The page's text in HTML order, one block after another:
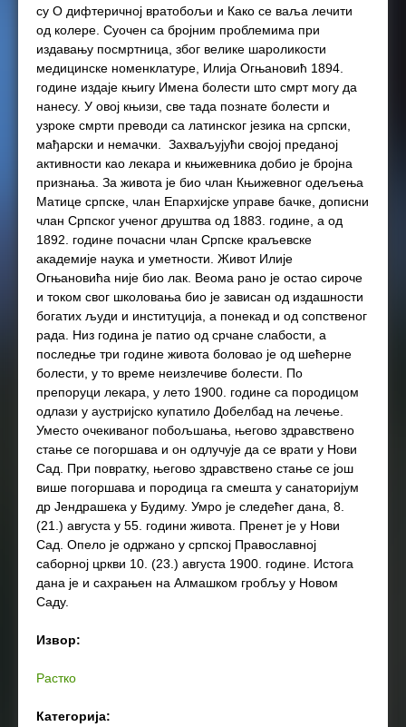
су О дифтеричној вратобољи и Како се ваља лечити
од колере. Суочен са бројним проблемима при
издавању посмртница, због велике шароликости
медицинске номенклатуре, Илија Огњановић 1894.
године издаје књигу Имена болести што смрт могу да
нанесу. У овој књизи, све тада познате болести и
узроке смрти преводи са латинског језика на српски,
мађарски и немачки. Захваљујући својој преданој
активности као лекара и књижевника добио је бројна
признања. За живота је био члан Књижевног одељења
Матице српске, члан Епархијске управе бачке, дописни
члан Српског ученог друштва од 1883. године, а од
1892. године почасни члан Српске краљевске
академије наука и уметности. Живот Илије
Огњановића није био лак. Веома рано је остао сироче
и током свог школовања био је зависан од издашности
богатих људи и институција, а понекад и од сопственог
рада. Низ година је патио од срчане слабости, а
последње три године живота боловао је од шећерне
болести, у то време неизлечиве болести. По
препоруци лекара, у лето 1900. године са породицом
одлази у аустријско купатило Добелбад на лечење.
Уместо очекиваног побољшања, његово здравствено
стање се погоршава и он одлучује да се врати у Нови
Сад. При повратку, његово здравствено стање се још
више погоршава и породица га смешта у санаторијум
др Јендрашека у Будиму. Умро је следећег дана, 8.
(21.) августа у 55. години живота. Пренет је у Нови
Сад. Опело је одржано у српској Православној
саборној цркви 10. (23.) августа 1900. године. Истога
дана је и сахрањен на Алмашком гробљу у Новом
Саду.
Извор:
Растко
Категорија: